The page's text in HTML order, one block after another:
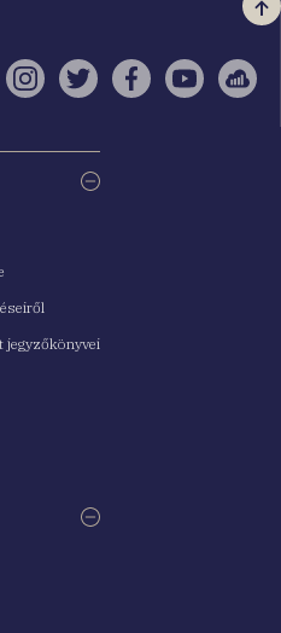
a
Instagram
TwitterFacebook
YouTube
jegyzőkönyvei